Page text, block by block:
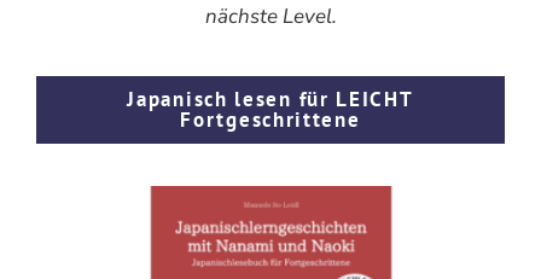
nächste Level.
Japanisch lesen für LEICHT
Fortgeschrittene